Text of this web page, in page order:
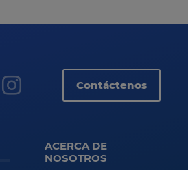
Contáctenos
ACERCA DE
NOSOTROS